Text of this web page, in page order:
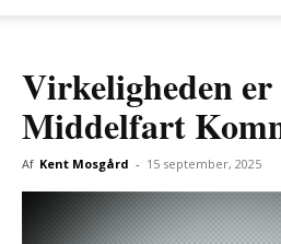
Virkeligheden er
Middelfart
Af Kent Mosgård - 15 september, 2025